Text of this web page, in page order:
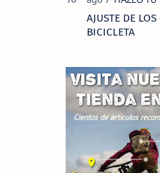
AJUSTE DE
BICICLETA